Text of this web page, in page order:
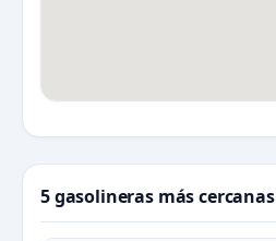
5 gasolineras más cercanas